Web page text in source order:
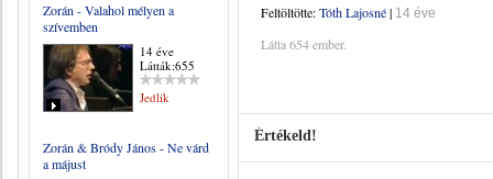
Zorán - Valahol mélyen a
szívemben
14 éve
Látták:655
Jedlik
Zorán & Bródy János - Ne várd
a májust
Feltöltötte:Tóth Lajosné| 14 éve
Látta 654 ember.
Értékeld!